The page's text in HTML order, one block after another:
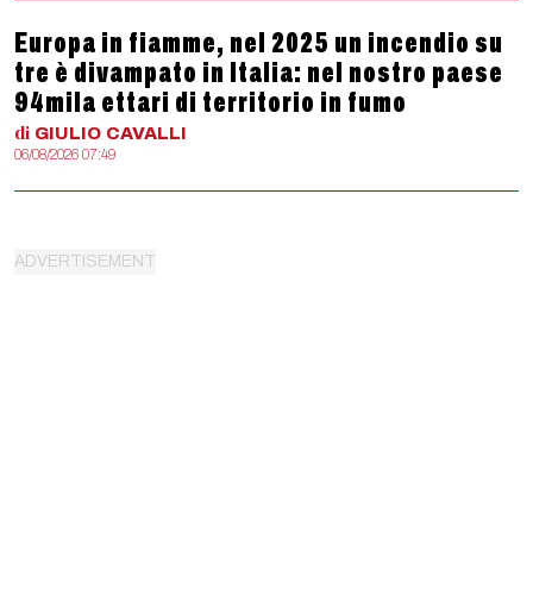
Europa in fiamme, nel 2025 un incendio su
tre è divampato in Italia: nel nostro paese
94mila ettari di territorio in fumo
di GIULIO CAVALLI
06/08/2026 07:49